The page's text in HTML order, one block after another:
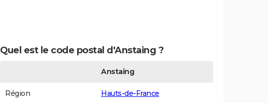
Quel est le code postal d'Anstaing ?
Anstaing
Région Hauts-de-France